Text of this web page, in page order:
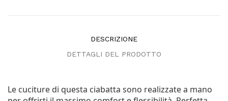
DESCRIZIONE
DETTAGLI DEL PRODOTTO
Le cuciture di questa ciabatta sono realizzate a mano